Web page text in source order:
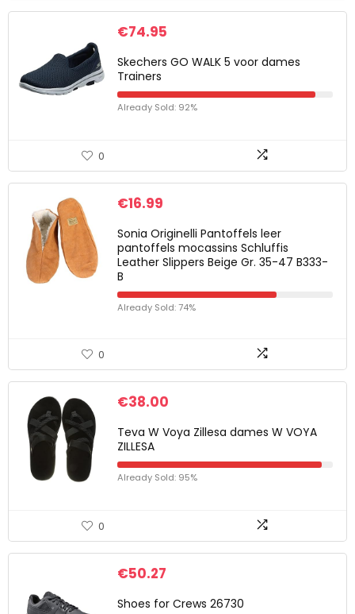
€74.95
Skechers GO WALK 5 voor dames
Trainers
Already Sold: 92%
0
€16.99
Sonia Originelli Pantoffels leer
pantoffels mocassins Schluffis
Leather Slippers Beige Gr. 35-47 B333-
B
Already Sold: 74%
0
€38.00
Teva W Voya Zillesa dames W VOYA
ZILLESA
Already Sold: 95%
0
€50.27
Shoes for Crews 26730